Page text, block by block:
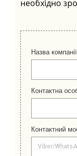
необхідно
Назва компанії
Контактна
Контактний